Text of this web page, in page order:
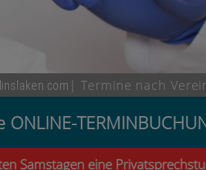
| Termine nach
eine